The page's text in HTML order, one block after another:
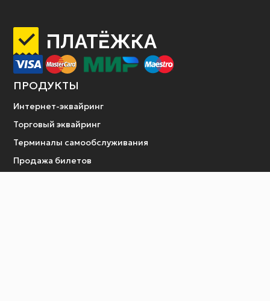
ПРОДУКТЫ
Интернет-эквайринг
Торговый эквайринг
Терминалы самообслуживания
Продажа билетов